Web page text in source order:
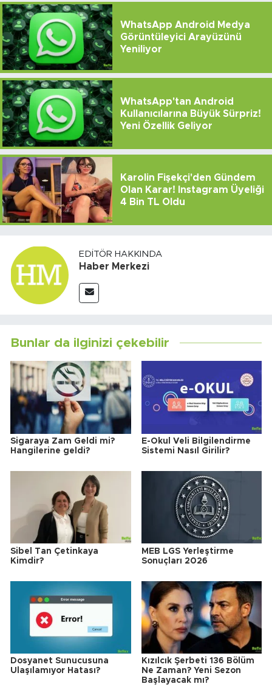
WhatsApp Android Medya
Görüntüleyici Arayüzünü
Yeniliyor
WhatsApp'tan Android
Kullanıcılarına Büyük Sürpriz!
Yeni Özellik Geliyor
Karolin Fişekçi'den Gündem
Olan Karar! Instagram Üyeliği
4 Bin TL Oldu
EDITÖR HAKKINDA
Haber Merkezi
Bunlar da ilginizi çekebilir
Sigaraya Zam Geldi mi?
Hangilerine geldi?
E-Okul Veli Bilgilendirme
Sistemi Nasıl Girilir?
Sibel Tan Çetinkaya
Kimdir?
MEB LGS Yerleştirme
Sonuçları 2026
Dosyanet Sunucusuna
Ulaşılamıyor Hatası?
Kızılcık Şerbeti 136 Bölüm
Ne Zaman? Yeni Sezon
Başlayacak mı?